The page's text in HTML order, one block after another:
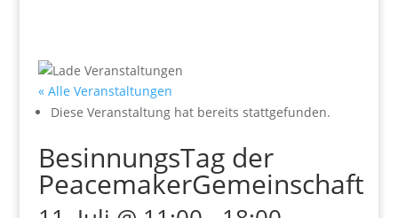
« Alle Veranstaltungen
Diese Veranstaltung hat bereits stattgefunden.
BesinnungsTag der
PeacemakerGemeinschaft